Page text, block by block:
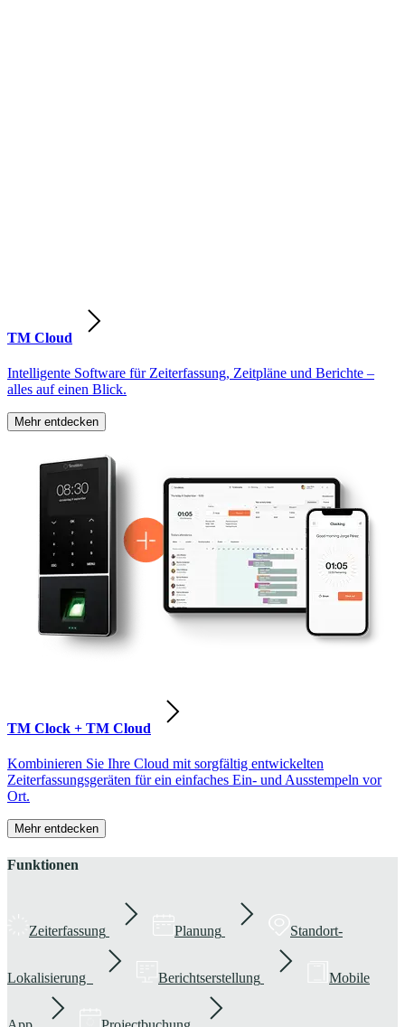
TM Cloud
Intelligente Software für Zeiterfassung, Zeitpläne und Berichte –
alles auf einen Blick.
Mehr entdecken
TM Clock + TM Cloud
Kombinieren Sie Ihre Cloud mit sorgfältig entwickelten
Zeiterfassungsgeräten für ein einfaches Ein- und Ausstempeln vor
Ort.
Mehr entdecken
Funktionen
Zeiterfassung Planung Standort-
Lokalisierung Berichtserstellung Mobile